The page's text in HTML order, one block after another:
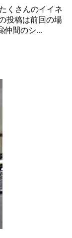
くさんのイイネ
投稿は前回の場
仲間のシ...